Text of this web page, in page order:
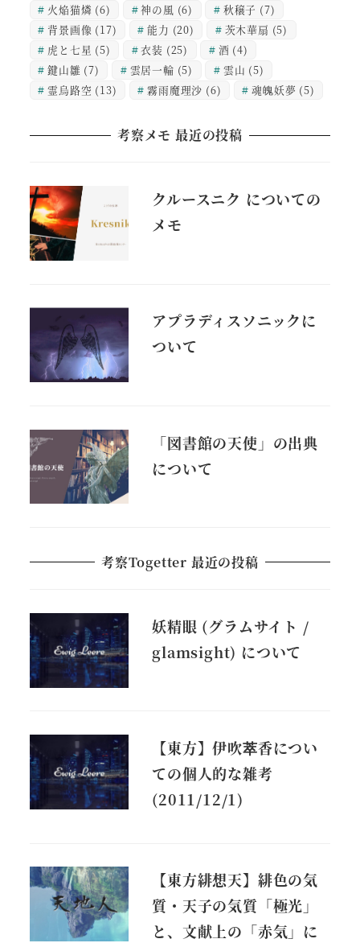
火焔猫燐 (6) 神の風 (6) 秋穣子 (7)
背景画像 (17) 能力 (20) 茨木華扇 (5)
虎と七星 (5) 衣装 (25) 酒 (4)
鍵山雛 (7) 雲居一輪 (5) 雲山 (5)
霊烏路空 (13) 霧雨魔理沙 (6) 魂魄妖夢 (5)
考察メモ 最近の投稿
クルースニク についての
メモ
アプラディスソニックに
ついて
「図書館の天使」の出典
について
考察Togetter 最近の投稿
妖精眼 (グラムサイト /
glamsight) について
【東方】伊吹萃香につい
ての個人的な雑考
(2011/12/1)
【東方緋想天】緋色の気
質・天子の気質「極光」
と、文献上の「赤気」に